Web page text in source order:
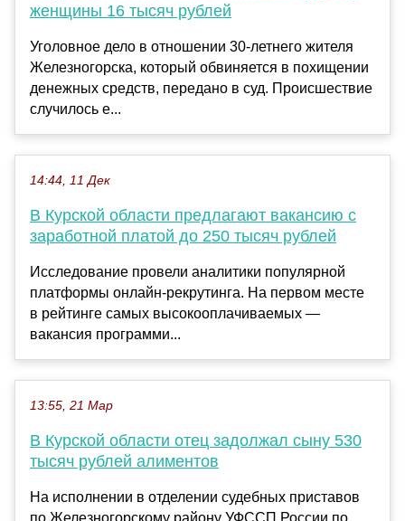
женщины 16 тысяч рублей
Уголовное дело в отношении 30-летнего жителя
Железногорска, который обвиняется в похищении
денежных средств, передано в суд. Происшествие
случилось е...
14:44, 11 Дек
В Курской области предлагают вакансию с
заработной платой до 250 тысяч рублей
Исследование провели аналитики популярной
платформы онлайн-рекрутинга. На первом месте
в рейтинге самых высокооплачиваемых —
вакансия программи...
13:55, 21 Мар
В Курской области отец задолжал сыну 530
тысяч рублей алиментов
На исполнении в отделении судебных приставов
по Железногорскому району УФССП России по